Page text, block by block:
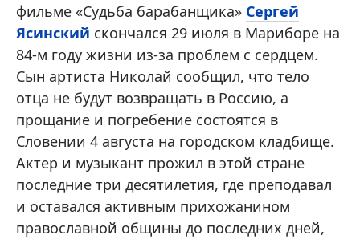
фильме «Судьба барабанщика» Сергей
Ясинский скончался 29 июля в Мариборе на
84-м году жизни из-за проблем с сердцем.
Сын артиста Николай сообщил, что тело
отца не будут возвращать в Россию, а
прощание и погребение состоятся в
Словении 4 августа на городском кладбище.
Актер и музыкант прожил в этой стране
последние три десятилетия, где преподавал
и оставался активным прихожанином
православной общины до последних дней,